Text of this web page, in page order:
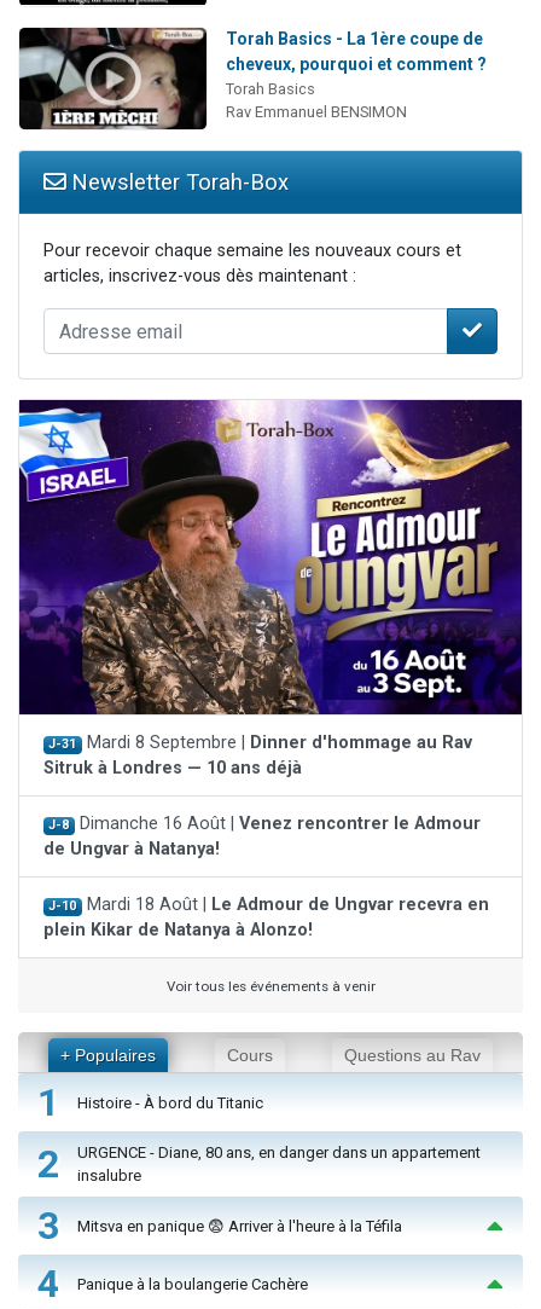
Torah Basics - La 1ère coupe de
cheveux, pourquoi et comment ?
Torah Basics
Rav Emmanuel BENSIMON
Newsletter Torah-Box
Pour recevoir chaque semaine les nouveaux cours et
articles, inscrivez-vous dès maintenant :
J-31 Mardi 8 Septembre |
Dinner d'hommage au Rav
Sitruk à Londres — 10 ans déjà
J-8 Dimanche 16 Août | Venez rencontrer le Admour
de Ungvar à Natanya!
J-10 Mardi 18 Août |
Le Admour de Ungvar recevra en
plein Kikar de Natanya à Alonzo!
Voir tous les événements à venir
+ Populaires Cours Questions au Rav
1 Histoire - À bord du Titanic
2
URGENCE - Diane, 80 ans, en danger dans un appartement
insalubre
3 Mitsva en panique 😨 Arriver à l'heure à la Téfila
4 Panique à la boulangerie Cachère